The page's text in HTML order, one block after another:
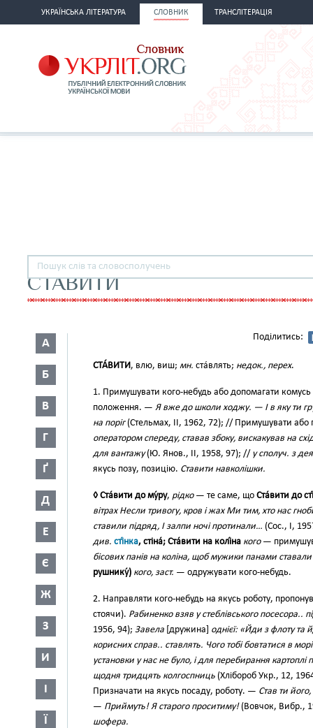
УКРАЇНСЬКА ЛІТЕРАТУРА СЛОВНИК ТРАНСЛІТЕРАЦІЯ
СТАВИТИ
А
Б
В
Г
Ґ
Д
Е
Є
Ж
З
И
І
Ї
Поділитись:
СТА́ВИТИ, влю, виш; мн. ста́влять; недок., перех.
1. Примушувати кого-небудь або допомагати комусь
положення. — Я вже до школи ходжу. — І в яку ти
на поріг(Стельмах, II, 1962, 72); // Примушувати або
оператором спереду, ставав збоку, вискакував на
для вантажу(Ю. Янов., II, 1958, 97); // у сполуч. з
якусь позу, позицію. Ставити навколішки.
◊ Ста́вити до му́ру, рідко— те саме, що Ста́вити до
вітрах Несли тривогу, кров і жах Ми тим, хто нас
ставили підряд, І залпи ночі протинали… (Сос., І,
див. сті́нка, стіна́; Ста́вити на колі́на кого—
бісових панів на коліна, щоб мужики панами ставали
рушнику́) кого, заст. — одружувати кого-небудь.
2. Направляти кого-небудь на якусь роботу,
стоячи). Рабиненко взяв у стеблівського посесора..
1956, 94); Завела [дружина] однієї: «Йди з флоту та
корисних справ.. ставлять. Чого тобі бовтатися в
установки у нас не було, і для перебирання
щодня тридцять колгоспниць (Хлібороб Укр., 12,
Призначати на якусь посаду, роботу. — Став ти його,
— Приймуть! Я старого проситиму!(Вовчок, Вибр.,
шофера.